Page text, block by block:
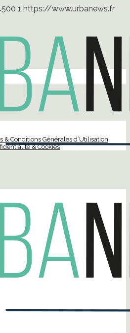
1 https://www.urbanews.fr
& Conditions Générales d’Utilisation
& Cookies